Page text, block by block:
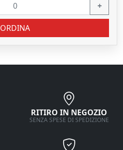
+
ORDINA
RITIRO IN NEGOZIO
SENZA SPESE DI SPEDIZIONE